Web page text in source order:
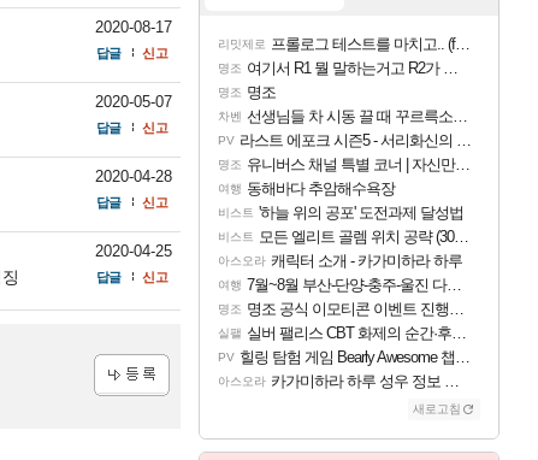
2020-08-17
답글 신고
2020-05-07
답글 신고
2020-04-28
답글 신고
2020-04-25
답글 신고
리밋제로 프롤로그 테스트를 마치고.. (feat. 리아)
명조 여기서 R1 뭘 말하는거고 R2가 뭘말하는걸까요?
명조 명조
차벤 선생님들 차 시동 끌 때 꾸르륵소리나는데
PV 라스트 에포크 시즌5 - 서리화신의 분노 티저
명조 유니버스 채널 특별 코너 | 자신만의 스타일
여행 동해바다 추암해수욕장
비스트 '하늘 위의 공포' 도전과제 달성법
비스트 모든 엘리트 골렘 위치 공략 (30개) - 방랑 결투가
아스오라 캐릭터 소개 - 카가미하라 하루
여행 7월~8월 부산-단양-충주-울진 다녀왔어요~
명조 명조 공식 이모티콘 이벤트 진행해봤습니다! 참여부터 추첨까지????
실팰 실버 팰리스 CBT 화제의 순간·후기 모음
PV 힐링 탐험 게임 Bearly Awesome 챕터 1 트레일러
아스오라 카가미하라 하루 성우 정보 및 주요 필모
새로고침